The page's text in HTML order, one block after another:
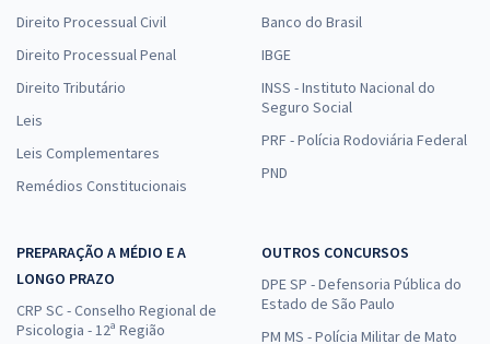
Direito Processual Civil
Direito Processual Penal
Direito Tributário
Leis
Leis Complementares
Remédios Constitucionais
Banco do Brasil
IBGE
INSS - Instituto Nacional do
Seguro Social
PRF - Polícia Rodoviária Federal
PND
PREPARAÇÃO A MÉDIO E A
LONGO PRAZO
CRP SC - Conselho Regional de
Psicologia - 12ª Região
OUTROS CONCURSOS
DPE SP - Defensoria Pública do
Estado de São Paulo
PM MS - Polícia Militar de Mato